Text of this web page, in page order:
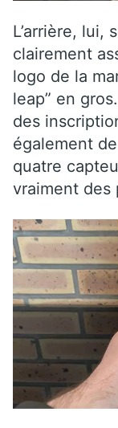
L’arrière, lui,
clairement
logo de la
leap” en
des
également
quatre
vraiment des